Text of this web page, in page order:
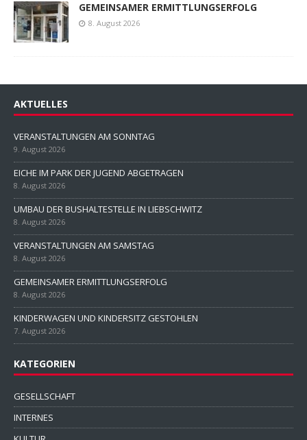
GEMEINSAMER ERMITTLUNGSERFOLG
8. August 2026
AKTUELLES
VERANSTALTUNGEN AM SONNTAG
9. August 2026
EICHE IM PARK DER JUGEND ABGETRAGEN
8. August 2026
UMBAU DER BUSHALTESTELLE IN LIEBSCHWITZ
8. August 2026
VERANSTALTUNGEN AM SAMSTAG
8. August 2026
GEMEINSAMER ERMITTLUNGSERFOLG
8. August 2026
KINDERWAGEN UND KINDERSITZ GESTOHLEN
7. August 2026
KATEGORIEN
GESELLSCHAFT
INTERNES